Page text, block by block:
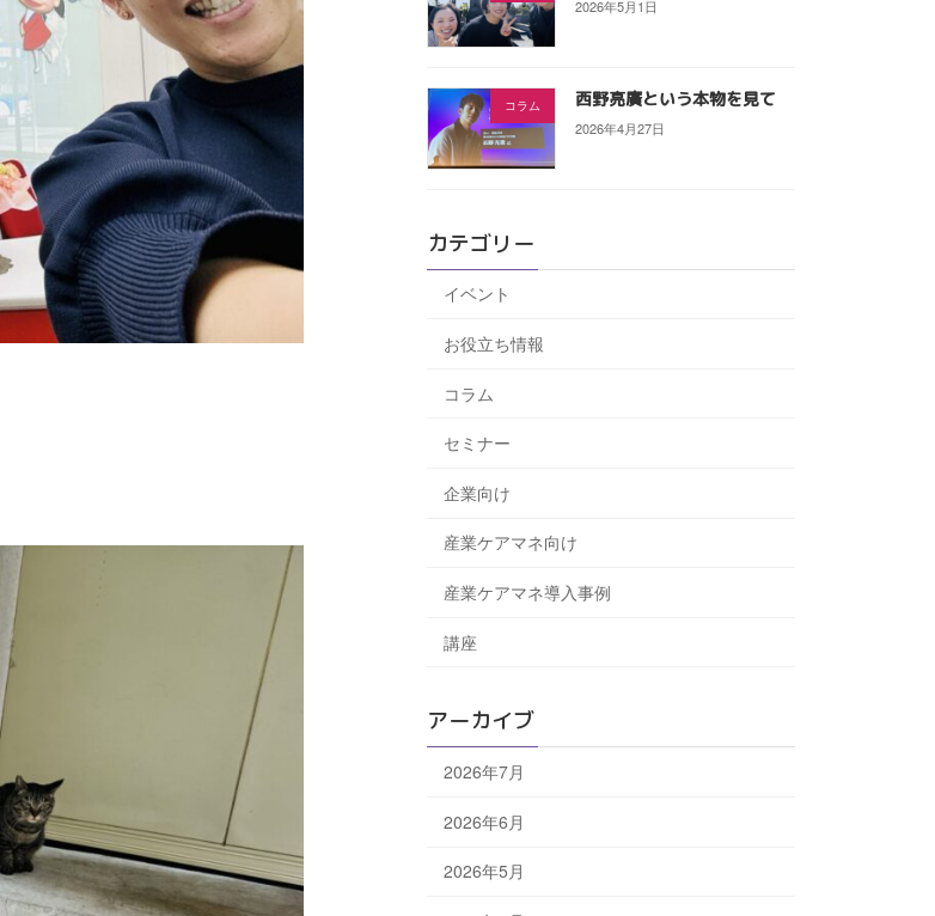
2026年5月1日
コラム 西野亮廣という本物を見て
2026年4月27日
カテゴリー
イベント
お役立ち情報
コラム
セミナー
企業向け
産業ケアマネ向け
産業ケアマネ導入事例
講座
アーカイブ
2026年7月
2026年6月
2026年5月